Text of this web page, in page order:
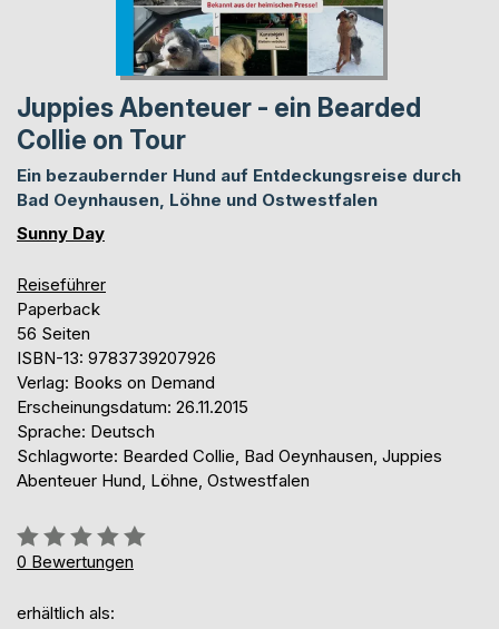
Juppies Abenteuer - ein Bearded
Collie on Tour
Ein bezaubernder Hund auf Entdeckungsreise durch
Bad Oeynhausen, Löhne und Ostwestfalen
Sunny Day
Reiseführer
Paperback
56 Seiten
ISBN-13: 9783739207926
Verlag: Books on Demand
Erscheinungsdatum: 26.11.2015
Sprache: Deutsch
Schlagworte: Bearded Collie, Bad Oeynhausen, Juppies
Abenteuer Hund, Löhne, Ostwestfalen
Bewertung::
0%
0 Bewertungen
erhältlich als: